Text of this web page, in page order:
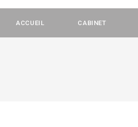
ACCUEIL CABINET